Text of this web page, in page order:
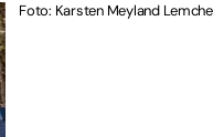
Foto: Karsten Meyland Lemche